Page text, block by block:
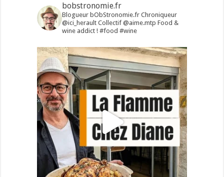
bobstronomie.fr
Blogueur bObStronomie.fr Chroniqueur
@ici_heraultCollectif @aime.mtp Food &
wine addict !#food #wine